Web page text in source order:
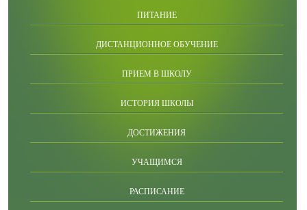
ПИТАНИЕ
ДИСТАНЦИОННОЕ ОБУЧЕНИЕ
ПРИЕМ В ШКОЛУ
ИСТОРИЯ ШКОЛЫ
ДОСТИЖЕНИЯ
УЧАЩИМСЯ
РАСПИСАНИЕ